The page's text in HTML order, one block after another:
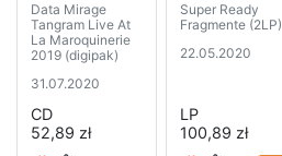
Data Mirage
Tangram Live At
La Maroquinerie
2019 (digipak)
31.07.2020
CD
52,89 zł
Super Ready
Fragmente (2LP)
22.05.2020
LP
100,89 zł